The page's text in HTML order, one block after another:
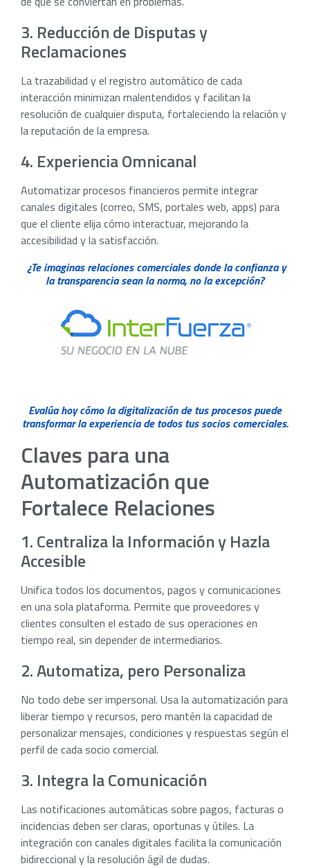
3. Reducción de Disputas y
Reclamaciones
La trazabilidad y el registro automático de cada
interacción minimizan malentendidos y facilitan la
resolución de cualquier disputa, fortaleciendo la relación y
la reputación de la empresa.
4. Experiencia Omnicanal
Automatizar procesos financieros permite integrar
canales digitales (correo, SMS, portales web, apps) para
que el cliente elija cómo interactuar, mejorando la
accesibilidad y la satisfacción.
¿Te imaginas relaciones comerciales donde la confianza y
la transparencia sean la norma, no la excepción?
Evalúa hoy cómo la digitalización de tus procesos puede
transformar la experiencia de todos tus socios comerciales.
Claves para una
Automatización que
Fortalece Relaciones
1. Centraliza la Información y Hazla
Accesible
Unifica todos los documentos, pagos y comunicaciones
en una sola plataforma. Permite que proveedores y
clientes consulten el estado de sus operaciones en
tiempo real, sin depender de intermediarios.
2. Automatiza, pero Personaliza
No todo debe ser impersonal. Usa la automatización para
liberar tiempo y recursos, pero mantén la capacidad de
personalizar mensajes, condiciones y respuestas según el
perfil de cada socio comercial.
3. Integra la Comunicación
Las notificaciones automáticas sobre pagos, facturas o
incidencias deben ser claras, oportunas y útiles. La
integración con canales digitales facilita la comunicación
bidireccional y la resolución ágil de dudas.